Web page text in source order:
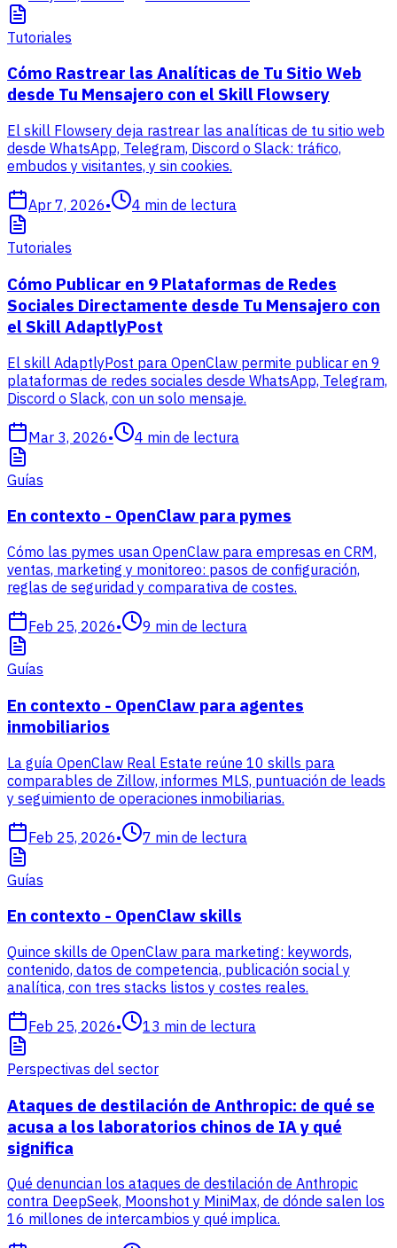
Tutoriales
Cómo Rastrear las Analíticas de Tu Sitio Web
desde Tu Mensajero con el Skill Flowsery
El skill Flowsery deja rastrear las analíticas de tu sitio web
desde WhatsApp, Telegram, Discord o Slack: tráfico,
embudos y visitantes, y sin cookies.
Apr 7, 2026• 4 min de lectura
Tutoriales
Cómo Publicar en 9 Plataformas de Redes
Sociales Directamente desde Tu Mensajero con
el Skill AdaptlyPost
El skill AdaptlyPost para OpenClaw permite publicar en 9
plataformas de redes sociales desde WhatsApp, Telegram,
Discord o Slack, con un solo mensaje.
Mar 3, 2026• 4 min de lectura
Guías
En contexto - OpenClaw para pymes
Cómo las pymes usan OpenClaw para empresas en CRM,
ventas, marketing y monitoreo: pasos de configuración,
reglas de seguridad y comparativa de costes.
Feb 25, 2026• 9 min de lectura
Guías
En contexto - OpenClaw para agentes
inmobiliarios
La guía OpenClaw Real Estate reúne 10 skills para
comparables de Zillow, informes MLS, puntuación de leads
y seguimiento de operaciones inmobiliarias.
Feb 25, 2026• 7 min de lectura
Guías
En contexto - OpenClaw skills
Quince skills de OpenClaw para marketing: keywords,
contenido, datos de competencia, publicación social y
analítica, con tres stacks listos y costes reales.
Feb 25, 2026• 13 min de lectura
Perspectivas del sector
Ataques de destilación de Anthropic: de qué se
acusa a los laboratorios chinos de IA y qué
significa
Qué denuncian los ataques de destilación de Anthropic
contra DeepSeek, Moonshot y MiniMax, de dónde salen los
16 millones de intercambios y qué implica.